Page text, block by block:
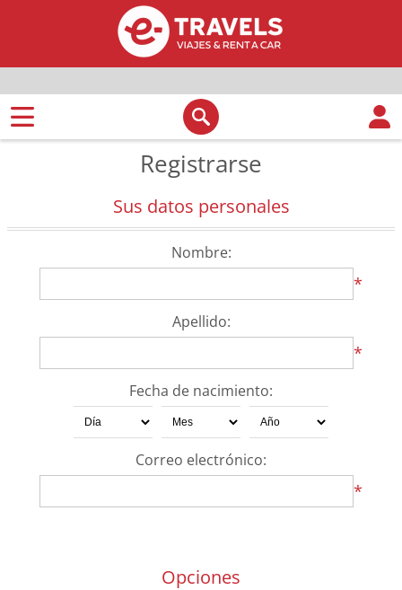
Registrarse
Sus datos personales
Nombre:
*
Apellido:
*
Fecha de nacimiento:
Correo electrónico:
*
Opciones